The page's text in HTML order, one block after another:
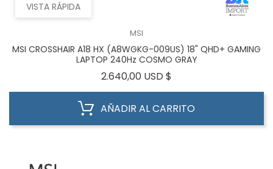
VISTA RÁPIDA
MSI
MSI CROSSHAIR A18 HX (A8WGKG-009US) 18" QHD+ GAMING
LAPTOP 240Hz COSMO GRAY
2.640,00 USD $
AÑADIR AL CARRITO